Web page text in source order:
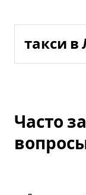
такси в
Часто